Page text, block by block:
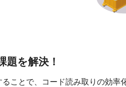
題を解決！
ることで、コード読み取りの効